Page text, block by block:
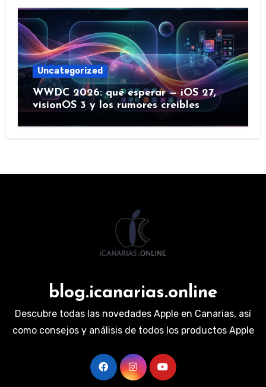
Uncategorized
WWDC 2026: qué esperar — iOS 27,
visionOS 3 y los rumores creíbles
blog.icanarias.online
Descubre todas las novedades Apple en Canarias, así
como consejos y análisis de todos los productos Apple